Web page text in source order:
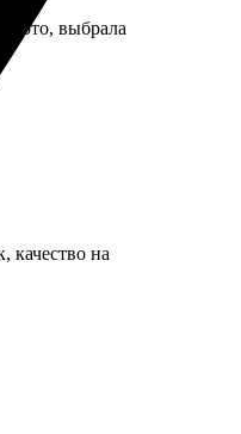
фото, выбрала
качество на